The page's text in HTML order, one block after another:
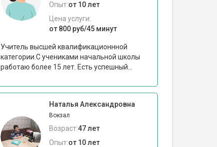
Опыт:от 10 лет
Цена услуги:
от 800 руб/45 минут
Учитель высшей квалификационнной
категории.С учениками начальной школы
работаю более 15 лет. Есть успешный...
Наталья Александровна
Вокзал
Возраст:47 лет
Опыт:от 10 лет